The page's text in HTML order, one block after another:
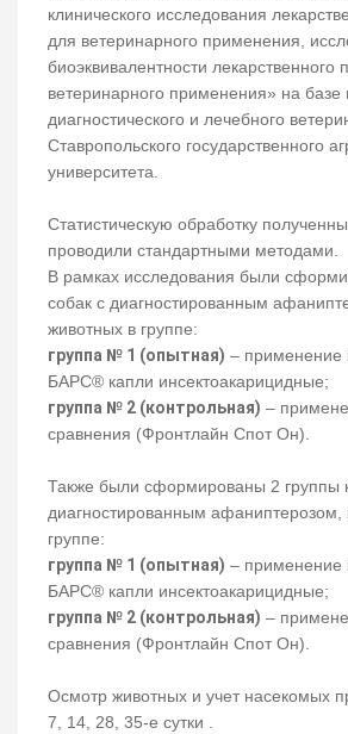
клинического исследования
для ветеринарного применения,
биоэквивалентности лекарственного
ветеринарного применения» на базе
диагностического и лечебного
Ставропольского государственного
университета.
Статистическую обработку
проводили стандартными методами.
В рамках исследования были
собак с диагностированным
животных в группе:
группа № 1 (опытная) – применение
БАРС® капли инсектоакарицидные;
группа № 2 (контрольная) –
сравнения (Фронтлайн Спот Он).
Также были сформированы 2 группы
диагностированным афаниптерозом,
группе:
группа № 1 (опытная) – применение
БАРС® капли инсектоакарицидные;
группа № 2 (контрольная) –
сравнения (Фронтлайн Спот Он).
Осмотр животных и учет насекомых
7, 14, 28, 35-е сутки .